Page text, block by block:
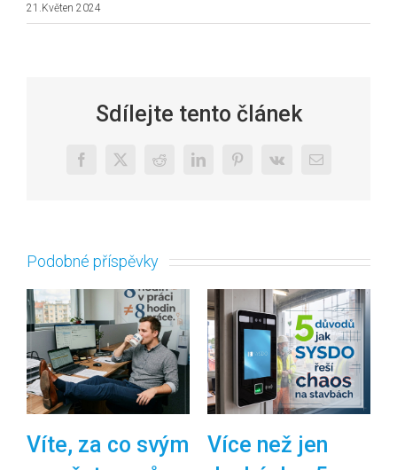
21.Květen 2024
Sdílejte tento článek
Facebook
X RedditLinkedInPinterest
Vk
E-
Podobné příspěvky
Víte, za co svým
Více než jen